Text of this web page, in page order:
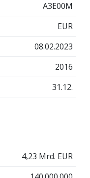
A3E00M
EUR
08.02.2023
2016
31.12.
4,23 Mrd. EUR